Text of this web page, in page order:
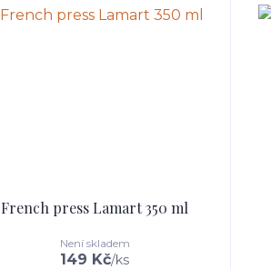
French press Lamart 350 ml
149 Kč/ks
Není skladem